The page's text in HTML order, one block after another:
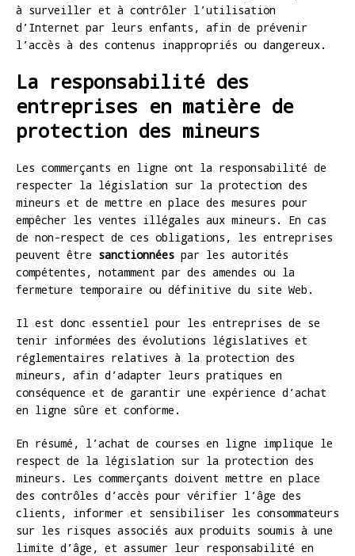
à surveiller et à contrôler l’utilisation
d’Internet par leurs enfants, afin de prévenir
l’accès à des contenus inappropriés ou dangereux.
La responsabilité des
entreprises en matière de
protection des mineurs
Les commerçants en ligne ont la responsabilité de
respecter la législation sur la protection des
mineurs et de mettre en place des mesures pour
empêcher les ventes illégales aux mineurs. En cas
de non-respect de ces obligations, les entreprises
peuvent être sanctionnées par les autorités
compétentes, notamment par des amendes ou la
fermeture temporaire ou définitive du site Web.
Il est donc essentiel pour les entreprises de se
tenir informées des évolutions législatives et
réglementaires relatives à la protection des
mineurs, afin d’adapter leurs pratiques en
conséquence et de garantir une expérience d’achat
en ligne sûre et conforme.
En résumé, l’achat de courses en ligne implique le
respect de la législation sur la protection des
mineurs. Les commerçants doivent mettre en place
des contrôles d’accès pour vérifier l’âge des
clients, informer et sensibiliser les consommateurs
sur les risques associés aux produits soumis à une
limite d’âge, et assumer leur responsabilité en